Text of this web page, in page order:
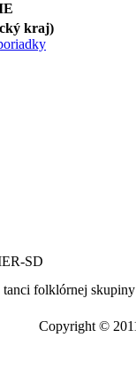
kraj)
SD
tanci folklórnej
Copyright ©